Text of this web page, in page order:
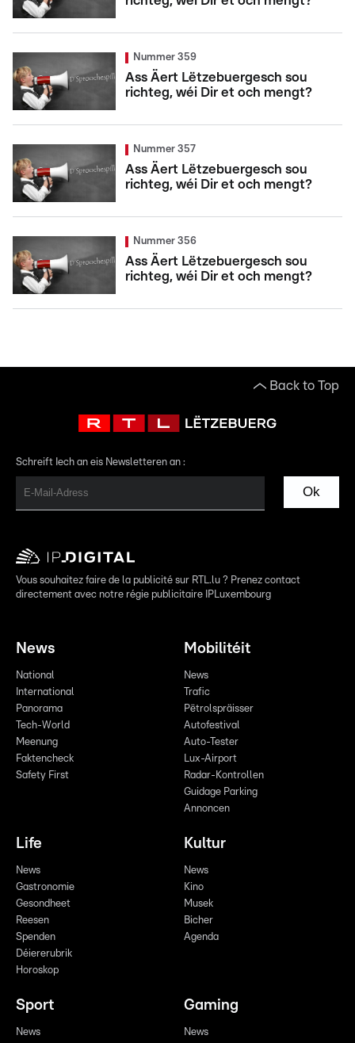
Nummer 359
Ass Äert Lëtzebuergesch sou
richteg, wéi Dir et och mengt?
Nummer 357
Ass Äert Lëtzebuergesch sou
richteg, wéi Dir et och mengt?
Nummer 356
Ass Äert Lëtzebuergesch sou
richteg, wéi Dir et och mengt?
Back to Top
Schreift Iech an eis Newsletteren an :
Ok
Vous souhaitez faire de la publicité sur RTL.lu ? Prenez contact
directement avec notre régie publicitaire IPLuxembourg
News
National
International
Panorama
Tech-World
Meenung
Faktencheck
Safety First
Mobilitéit
News
Trafic
Pëtrolspräisser
Autofestival
Auto-Tester
Lux-Airport
Radar-Kontrollen
Guidage Parking
Annoncen
Life
News
Gastronomie
Gesondheet
Reesen
Spenden
Déiererubrik
Horoskop
Kultur
News
Kino
Musek
Bicher
Agenda
Sport
News
Gaming
News